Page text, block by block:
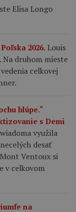
Elisa Longo
2026. Louis
druhom mieste
celkovej
hlúpe.“
s Demi
využila
desať
Ventoux si
v celkovom
na